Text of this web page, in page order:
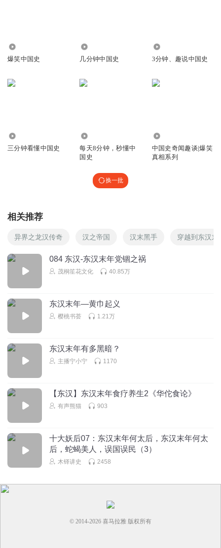
听友405072437
讲的十分好，我十分爱听。
滑稽生气了
回复 2023-05-21 3
听友482868785回复 @滑稽生气了: 因为太监是男的（boy的中文是
男生）
聪明伶俐机智如我
3.141592653986535536671209764742316132974066686351488
听友125383459
2023-05-23
小可爱每天开心呦
你好！
2026-04-20
爆笑中国史 几分钟中国史 3分钟、趣说中国史
三分钟看懂中国史
每天8分钟，秒懂中
国史
中国史奇闻趣谈|爆笑
真相系列
换一批
相关推荐
异界之龙汉传奇 汉之帝国 汉末黑手 穿越到东汉末
084 东汉-东汉末年党锢之祸
茂桐笙花文化 40.85万
东汉末年—黄巾起义
樱桃书荟 1.21万
东汉末年有多黑暗？
主播宁小宁 1170
【东汉】东汉末年食疗养生2《华佗食论》
有声熊猫 903
十大妖后07：东汉末年何太后，东汉末年何太
后，蛇蝎美人，误国误民（3）
木铎讲史 2458
© 2014-2026 喜马拉雅 版权所有